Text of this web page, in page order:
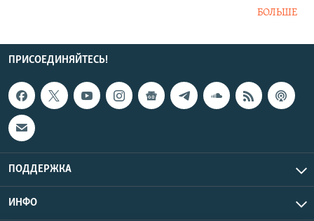
БОЛЬШЕ
ПРИСОЕДИНЯЙТЕСЬ!
ПОДДЕРЖКА
ИНФО